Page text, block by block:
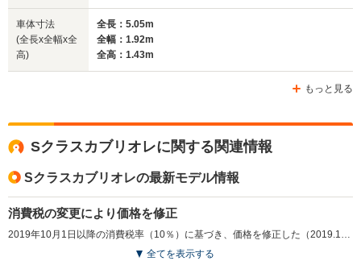
WLTCモード
燃費
排気量 3982～5980cc 6208cc 5461～
車体寸法
(全長x全幅x全
高)
全長：5.05m
全幅：1.92m
全高：1.43m
もっと見る
Sクラスカブリオレに関する関連情報
Sクラスカブリオレの最新モデル情報
消費税の変更により価格を修正
全てを表示する